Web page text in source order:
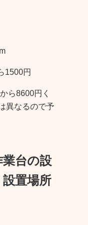
1500円
ら8600円く
異なるので予
台の設
置場所